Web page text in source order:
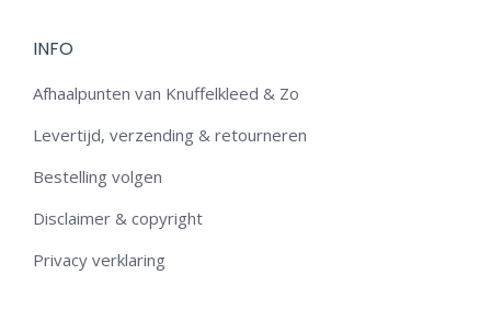
INFO
Afhaalpunten van Knuffelkleed & Zo
Levertijd, verzending & retourneren
Bestelling volgen
Disclaimer & copyright
Privacy verklaring